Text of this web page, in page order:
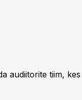
audiitorite tiim, kes